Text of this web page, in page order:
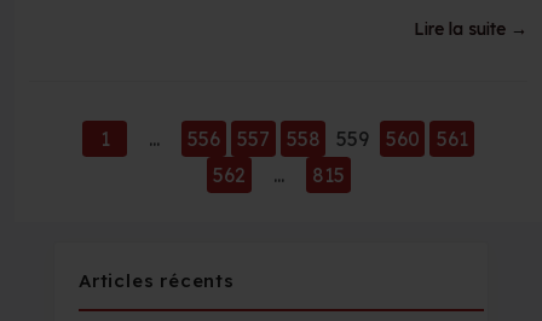
Lire la suite →
1 ... 556 557 558 559 560
561
562
... 815
Articles récents